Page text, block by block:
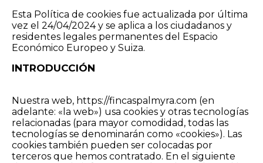
Esta Política de cookies fue actualizada por última
vez el 24/04/2024 y se aplica a los ciudadanos y
residentes legales permanentes del Espacio
Económico Europeo y Suiza.
INTRODUCCIÓN
Nuestra web, https://fincaspalmyra.com (en
adelante: «la web») usa cookies y otras tecnologías
relacionadas (para mayor comodidad, todas las
tecnologías se denominarán como «cookies»). Las
cookies también pueden ser colocadas por
terceros que hemos contratado. En el siguiente